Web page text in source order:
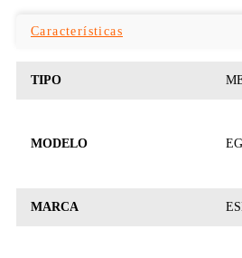
Características
TIPO
MODELO
MARCA